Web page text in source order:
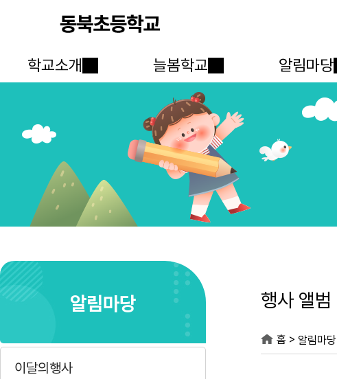
학교소개 늘봄학교 알림마당
알림마당
이달의행사
행사 앨범
홈 > 알림마당